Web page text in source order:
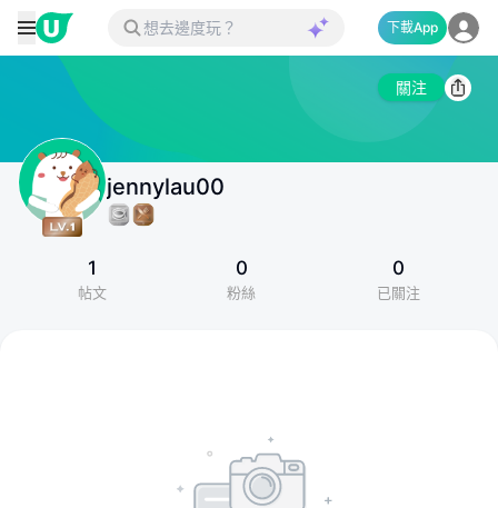
下載App
關注
jennylau00
1
帖文
0
粉絲
0
已關注